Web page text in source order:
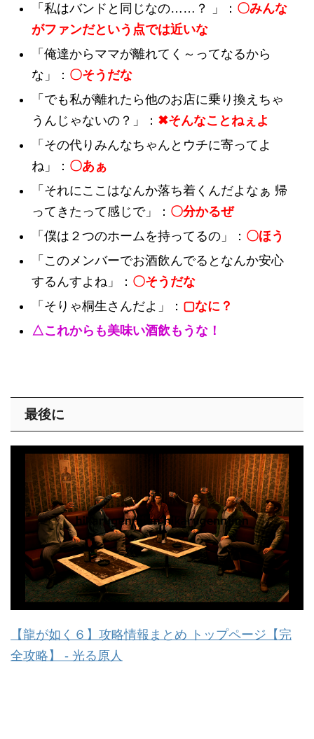
「私はバンドと同じなの……？ 」： 〇みんな
がファンだという点では近いな
「俺達からママが離れてく～ってなるから
な」： 〇そうだな
「でも私が離れたら他のお店に乗り換えちゃ
うんじゃないの？」： ✖そんなことねぇよ
「その代りみんなちゃんとウチに寄ってよ
ね」： 〇あぁ
「それにここはなんか落ち着くんだよなぁ 帰
ってきたって感じで」： 〇分かるぜ
「僕は２つのホームを持ってるの」： 〇ほう
「このメンバーでお酒飲んでるとなんか安心
するんすよね」： 〇そうだな
「そりゃ桐生さんだよ」： ▢なに？
△これからも美味い酒飲もうな！
最後に
【龍が如く６】攻略情報まとめ トップページ【完
全攻略】 - 光る原人